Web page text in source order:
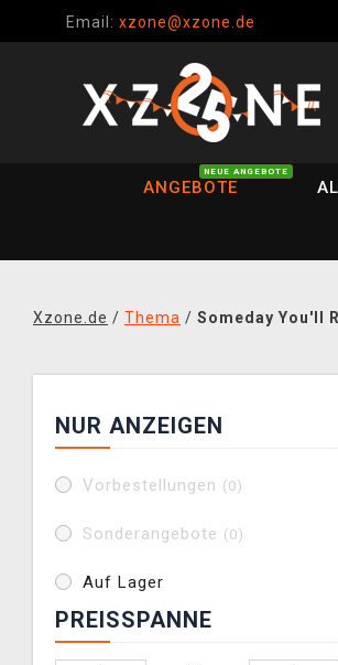
Email: xzone@xzone.de
ANGEBOTE
NEUE ANGEBOTE
Xzone.de / Thema / Someday You'll
NUR ANZEIGEN
Vorbestellungen (0)
Sonderangebote (0)
Auf Lager
PREISSPANNE